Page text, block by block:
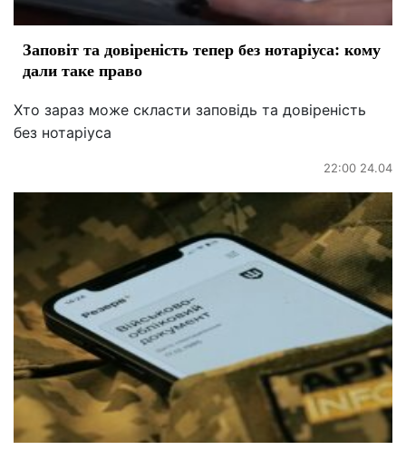
Заповіт та довіреність тепер без нотаріуса: кому
дали таке право
Хто зараз може скласти заповідь та довіреність
без нотаріуса
22:00 24.04